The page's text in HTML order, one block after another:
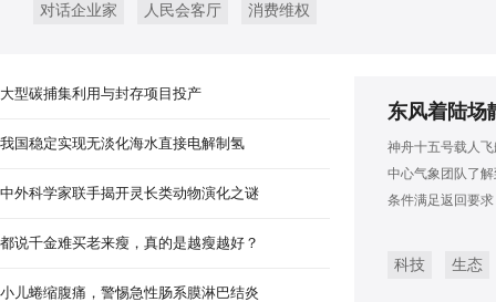
江西宜黄：“农文旅”融合发展 拓宽
对话企业家 人民会客厅 消费维权
东风着陆场
神舟十五号载人
中心气象团队了
条件满足返回要
科技 生态
大型碳捕集利用与封存项目投产
我国稳定实现无淡化海水直接电解制氢
中外科学家联手揭开灵长类动物演化之谜
都说千金难买老来瘦，真的是越瘦越好？
小儿蜷缩腹痛，警惕急性肠系膜淋巴结炎